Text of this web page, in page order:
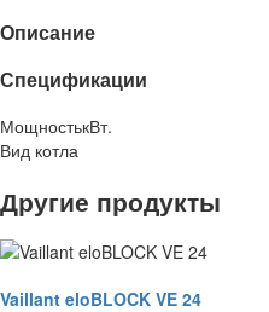
Описание
Спецификации
МощностькВт.
Вид котла
Другие продукты
Vaillant eloBLOCK VE 24